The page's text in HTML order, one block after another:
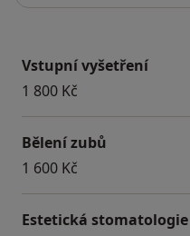
Vstupní vyšetření
1 800 Kč
Bělení zubů
1 600 Kč
Estetická stomatologie